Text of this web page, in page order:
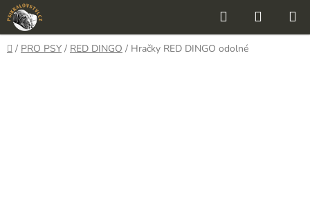
Přejít
na
obsah
Hledat
KOŠÍK
Domů
/ PRO PSY / RED DINGO / Hračky RED DINGO odolné